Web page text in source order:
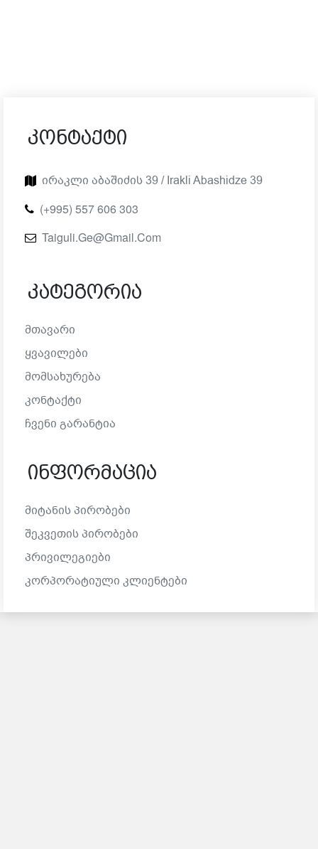
Კონტაქტი
Ირაკლი Აბაშიძის 39 / Irakli Abashidze 39
(+995) 557 606 303
Taiguli.ge@gmail.com
Კატეგორია
Მთავარი
Ყვავილები
Მომსახურება
Კონტაქტი
Ჩვენი Გარანტია
Ინფორმაცია
Მიტანის Პირობები
Შეკვეთის Პირობები
Პრივილეგიები
Კორპორატიული Კლიენტები